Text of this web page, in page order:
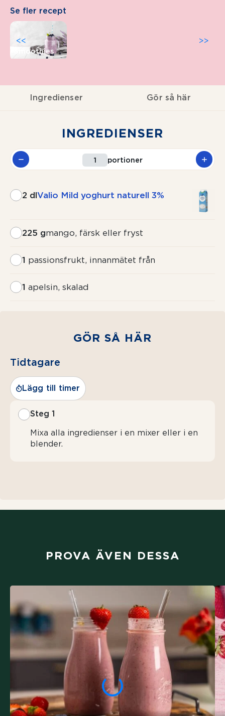
Se fler recept
Smoothies
>>
<<
Ingredienser Gör så här
INGREDIENSER
portioner
2 dlValio Mild yoghurt naturell 3%
225 gmango, färsk eller fryst
1 passionsfrukt, innanmätet från
1 apelsin, skalad
GÖR SÅ HÄR
Tidtagare
Lägg till timer
Steg 1
Mixa alla ingredienser i en mixer eller i en
blender.
PROVA ÄVEN DESSA